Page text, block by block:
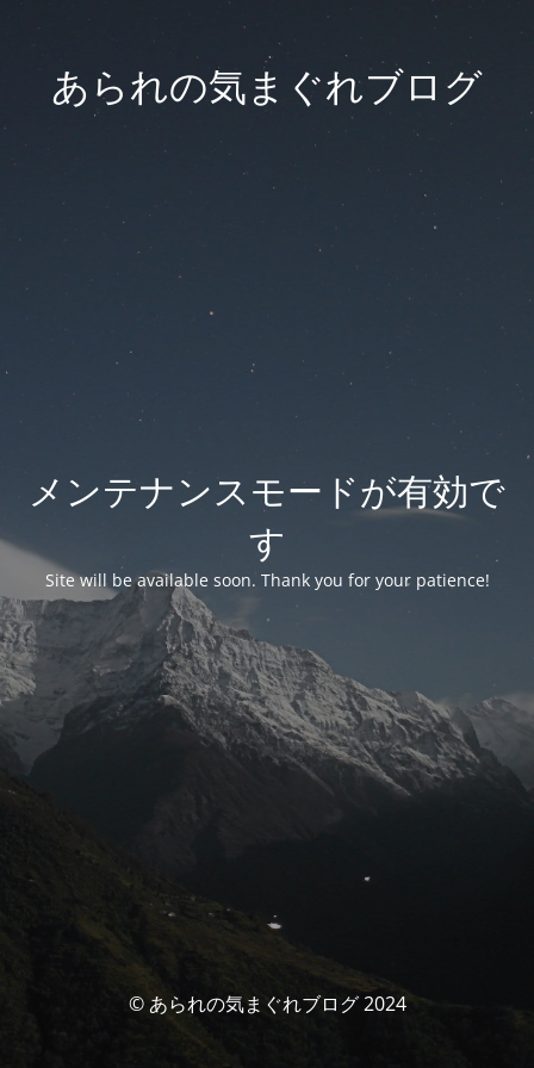
あられの気まぐれブログ
メンテナンスモードが有効で
す
Site will be available soon. Thank you for your patience!
© あられの気まぐれブログ 2024